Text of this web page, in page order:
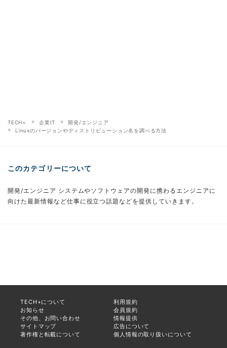
TECH+ 企業IT
開発/エンジニア
Linuxのバージョンやディストリビューション名を調べる方法
このカテゴリーについて
開発/エンジニア システムやソフトウェアの開発に携わるエンジニアに
向けた最新情報など仕事に役立つ話題などを提供していきます。
TECH+について
利用規約
お知らせ
会員規約
その他、お問い合わせ
情報提供
サイトマップ
広告について
著作権と転載について
個人情報の取り扱いについて